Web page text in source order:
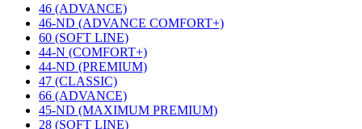
46 (ADVANCE)
46-ND (ADVANCE COMFORT+)
60 (SOFT LINE)
44-N (COMFORT+)
44-ND (PREMIUM)
47 (CLASSIC)
66 (ADVANCE)
45-ND (MAXIMUM PREMIUM)
28 (SOFT LINE)